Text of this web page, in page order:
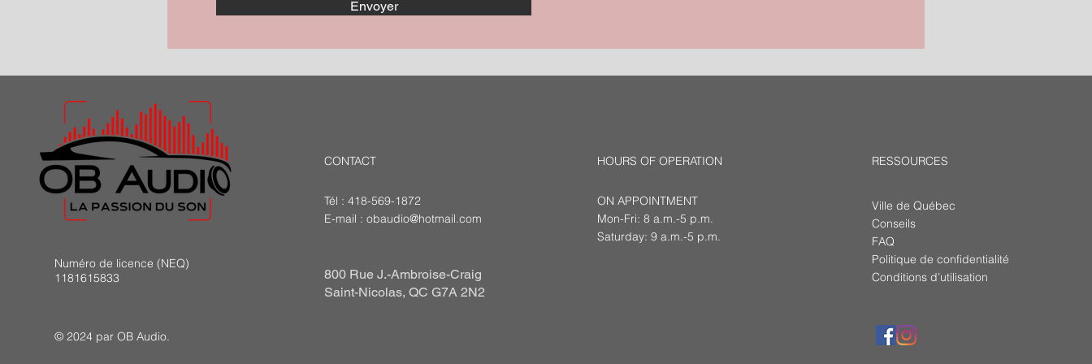
Envoyer
Numéro de licence (NEQ)
1181615833
© 2024 par OB Audio.
CONTACT
Tél : 418-569-1872
E-mail : obaudio@hotmail.com
800 Rue J.-Ambroise-Craig
Saint-Nicolas, QC G7A 2N2
HOURS OF OPERATION
ON APPOINTMENT
Mon-Fri: 8 a.m.-5 p.m.
Saturday: 9 a.m.-5 p.m.
RESSOURCES
Ville de Québec
Conseils
FAQ
Politique de confidentialité
Conditions d’utilisation